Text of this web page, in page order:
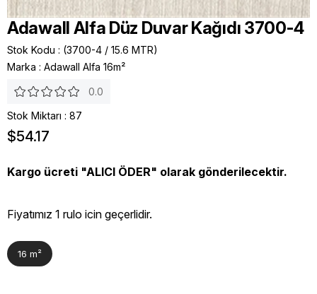
Adawall Alfa Düz Duvar Kağıdı 3700-4
Stok Kodu
(3700-4 / 15.6 MTR)
Marka : Adawall Alfa 16m²
0.0
Stok Miktarı : 87
$54.17
Kargo ücreti "ALICI ÖDER" olarak gönderilecektir.
Fiyatımız 1 rulo icin geçerlidir.
16 m²